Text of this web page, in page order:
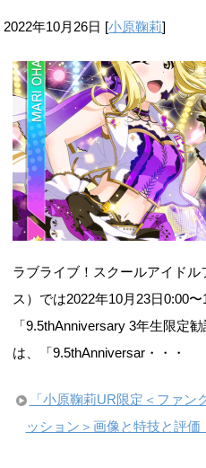
2022年10月26日 [小原鞠莉]
ラブライブ！スクールアイドル
ス）では2022年10月23日0:00
「9.5thAnniversary 3年生限定
は、「9.5thAnniversar・・・
「小原鞠莉UR限定＜ファ
ッション＞画像と特技と評価